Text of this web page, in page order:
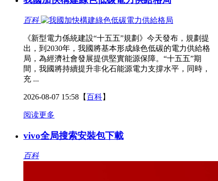
百科
《新型電力係統建設“十五五”規劃》今天發布，規劃提
出，到2030年，我國將基本形成綠色低碳的電力供給格
局，為經濟社會發展提供堅實能源保障。“十五五”期
間，我國將持續提升非化石能源電力支撐水平，同時，
充 ...
2026-08-07 15:58 【百科】
阅读更多
vivo全局搜索安裝包下載
百科